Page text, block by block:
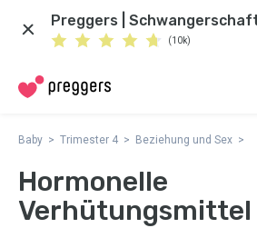
Preggers |
(10k)
Baby Trimester 4 Beziehung und Sex
Hormonelle
Verhütungsmittel